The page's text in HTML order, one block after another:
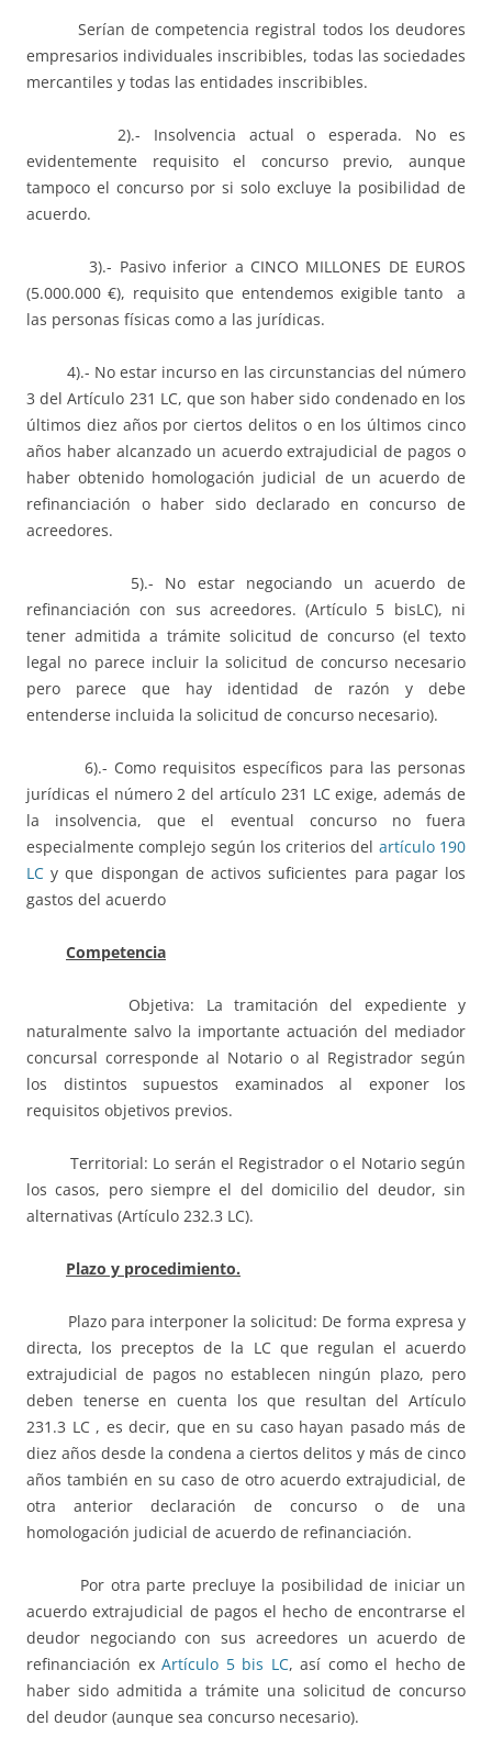
Serían de competencia registral todos los deudores
empresarios individuales inscribibles, todas las sociedades
mercantiles y todas las entidades inscribibles.
2).- Insolvencia actual o esperada. No es
evidentemente requisito el concurso previo, aunque
tampoco el concurso por si solo excluye la posibilidad de
acuerdo.
3).- Pasivo inferior a CINCO MILLONES DE EUROS
(5.000.000 €), requisito que entendemos exigible tanto a
las personas físicas como a las jurídicas.
4).- No estar incurso en las circunstancias del número
3 del Artículo 231 LC, que son haber sido condenado en los
últimos diez años por ciertos delitos o en los últimos cinco
años haber alcanzado un acuerdo extrajudicial de pagos o
haber obtenido homologación judicial de un acuerdo de
refinanciación o haber sido declarado en concurso de
acreedores.
5).- No estar negociando un acuerdo de
refinanciación con sus acreedores. (Artículo 5 bisLC), ni
tener admitida a trámite solicitud de concurso (el texto
legal no parece incluir la solicitud de concurso necesario
pero parece que hay identidad de razón y debe
entenderse incluida la solicitud de concurso necesario).
6).- Como requisitos específicos para las personas
jurídicas el número 2 del artículo 231 LC exige, además de
la insolvencia, que el eventual concurso no fuera
especialmente complejo según los criterios del artículo 190
LC y que dispongan de activos suficientes para pagar los
gastos del acuerdo
Competencia
Objetiva: La tramitación del expediente y
naturalmente salvo la importante actuación del mediador
concursal corresponde al Notario o al Registrador según
los distintos supuestos examinados al exponer los
requisitos objetivos previos.
Territorial: Lo serán el Registrador o el Notario según
los casos, pero siempre el del domicilio del deudor, sin
alternativas (Artículo 232.3 LC).
Plazo y procedimiento.
Plazo para interponer la solicitud: De forma expresa y
directa, los preceptos de la LC que regulan el acuerdo
extrajudicial de pagos no establecen ningún plazo, pero
deben tenerse en cuenta los que resultan del Artículo
231.3 LC , es decir, que en su caso hayan pasado más de
diez años desde la condena a ciertos delitos y más de cinco
años también en su caso de otro acuerdo extrajudicial, de
otra anterior declaración de concurso o de una
homologación judicial de acuerdo de refinanciación.
Por otra parte precluye la posibilidad de iniciar un
acuerdo extrajudicial de pagos el hecho de encontrarse el
deudor negociando con sus acreedores un acuerdo de
refinanciación ex Artículo 5 bis LC, así como el hecho de
haber sido admitida a trámite una solicitud de concurso
del deudor (aunque sea concurso necesario).